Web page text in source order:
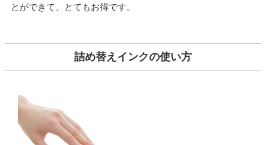
とができて、とてもお得です。
詰め替えインクの使い方